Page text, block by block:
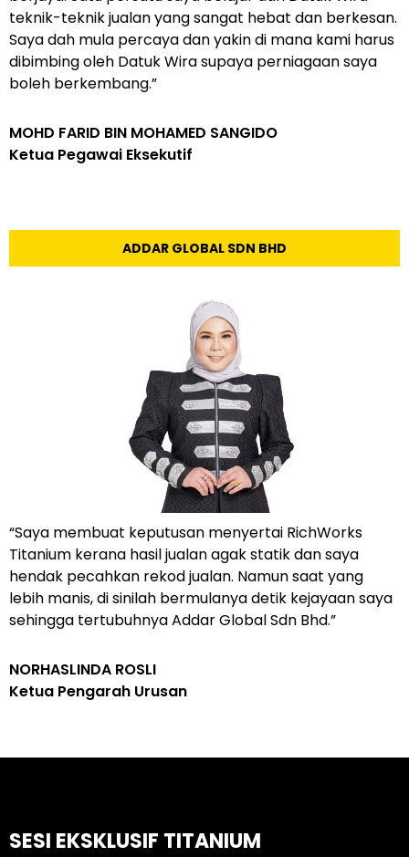
teknik-teknik jualan yang sangat hebat dan berkesan.
Saya dah mula percaya dan yakin di mana kami harus
dibimbing oleh Datuk Wira supaya perniagaan saya
boleh berkembang.”
MOHD FARID BIN MOHAMED SANGIDO
Ketua Pegawai Eksekutif
ADDAR GLOBAL SDN BHD
“Saya membuat keputusan menyertai RichWorks
Titanium kerana hasil jualan agak statik dan saya
hendak pecahkan rekod jualan. Namun saat yang
lebih manis, di sinilah bermulanya detik kejayaan saya
sehingga tertubuhnya Addar Global Sdn Bhd.”
NORHASLINDA ROSLI
Ketua Pengarah Urusan
SESI EKSKLUSIF TITANIUM